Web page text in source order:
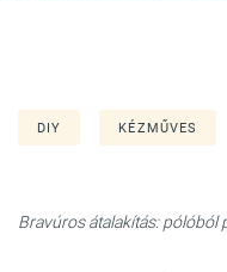
DIY KÉZMŰVES
Bravúros átalakítás: pólóból